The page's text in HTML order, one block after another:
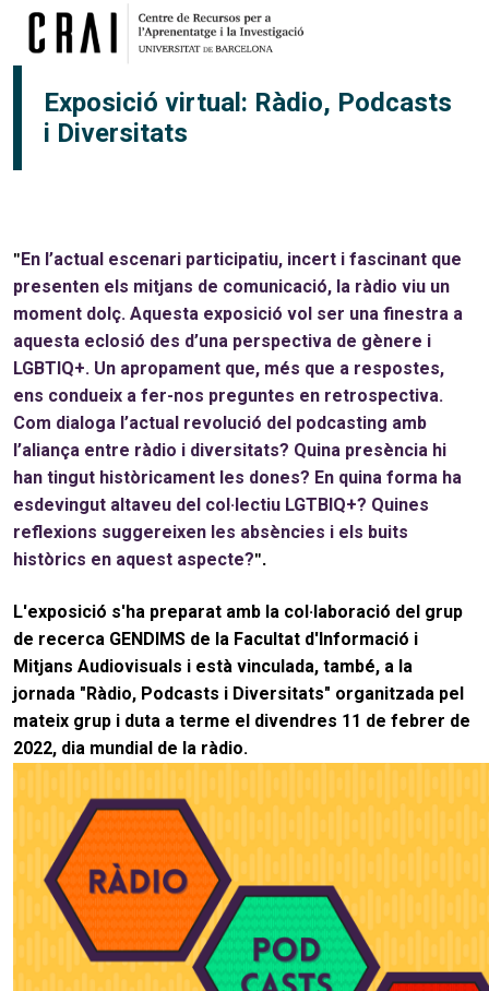
Vés al contingut
Exposició virtual: Ràdio, Podcasts
i Diversitats
"En l’actual escenari participatiu, incert i fascinant que
presenten els mitjans de comunicació, la ràdio viu un
moment dolç. Aquesta exposició vol ser una finestra a
aquesta eclosió des d’una perspectiva de gènere i
LGBTIQ+. Un apropament que, més que a respostes,
ens condueix a fer-nos preguntes en retrospectiva.
Com dialoga l’actual revolució del podcasting amb
l’aliança entre ràdio i diversitats? Quina presència hi
han tingut històricament les dones? En quina forma ha
esdevingut altaveu del col·lectiu LGTBIQ+? Quines
reflexions suggereixen les absències i els buits
històrics en aquest aspecte?".
L'exposició s'ha preparat amb la col·laboració del grup
de recerca GENDIMS de la Facultat d'Informació i
Mitjans Audiovisuals i està vinculada, també, a la
jornada "Ràdio, Podcasts i Diversitats" organitzada pel
mateix grup i duta a terme el divendres 11 de febrer de
2022, dia mundial de la ràdio.